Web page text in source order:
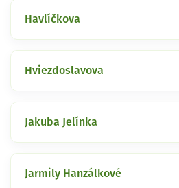
Havlíčkova
Hviezdoslavova
Jakuba Jelínka
Jarmily Hanzálkové